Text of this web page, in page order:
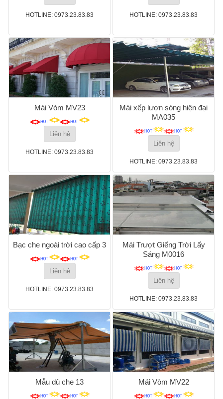
HOTLINE: 0973.23.83.83 HOTLINE: 0973.23.83.83
Mái Vòm MV23
Liên hệ
HOTLINE: 0973.23.83.83
Mái xếp lượn sóng hiện đại
MA035
Liên hệ
HOTLINE: 0973.23.83.83
Bạc che ngoài trời cao cấp 3
Liên hệ
HOTLINE: 0973.23.83.83
Mái Trượt Giếng Trời Lấy
Sáng M0016
Liên hệ
HOTLINE: 0973.23.83.83
Mẫu dù che 13 Mái Vòm MV22